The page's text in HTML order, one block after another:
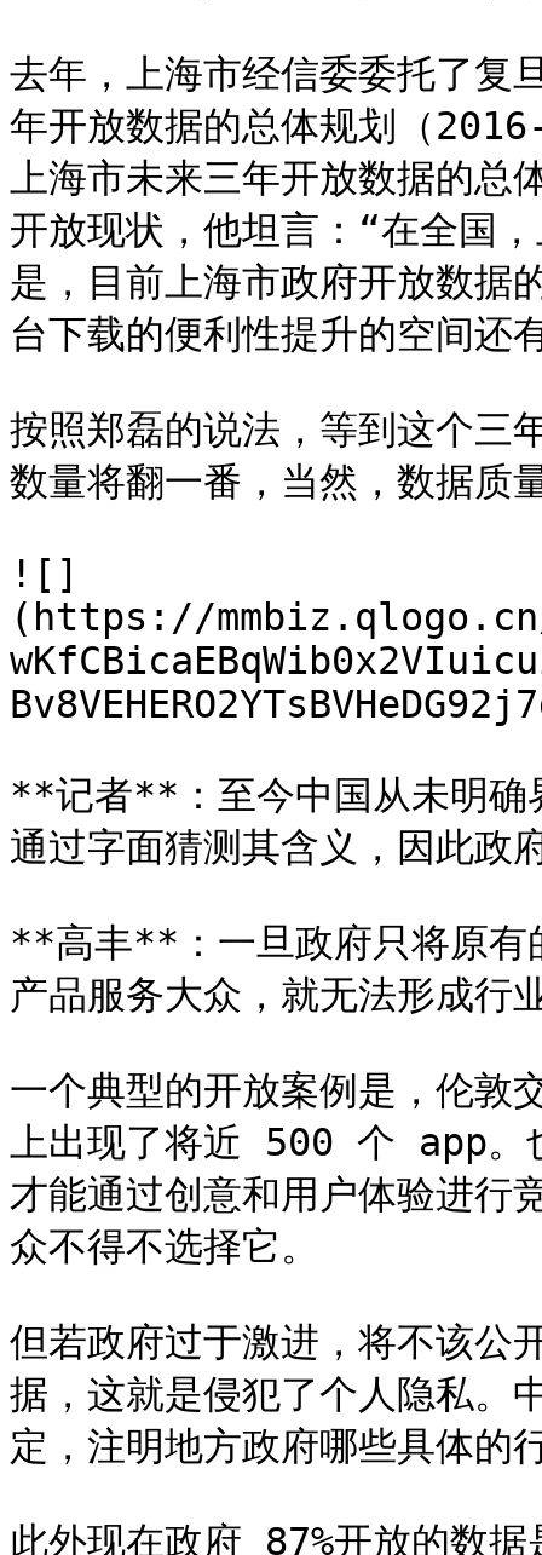
去年，上海市经信委委托了复
年开放数据的总体规划（
上海市未来三年开放数据的
开放现状，他坦言：“在全国
是，目前上海市政府开放数据
台下载的便利性提升的空间还
按照郑磊的说法，等到这个三
数量将翻一番，当然，数据质
![]
(https://mmbiz.qlogo.cn/
**记者**：至今中国从未明确
通过字面猜测其含义，因此政
**高丰**：一旦政府只将原有
产品服务大众，就无法形成行
一个典型的开放案例是，伦敦
上出现了将近 500 个 app。
才能通过创意和用户体验进行
众不得不选择它。
但若政府过于激进，将不该公
据，这就是侵犯了个人隐私。
定，注明地方政府哪些具体的
此外现在政府 87%开放的数